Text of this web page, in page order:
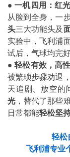
●一机四用：红
从脸到全身，一
头三大功能头及
实验中，飞利浦
试后，气球均完好
●轻松有效，高
被繁琐步骤劝退
天追剧、放空的
光 ，替代了那些
日常都能轻松坚
轻松
飞利浦专业